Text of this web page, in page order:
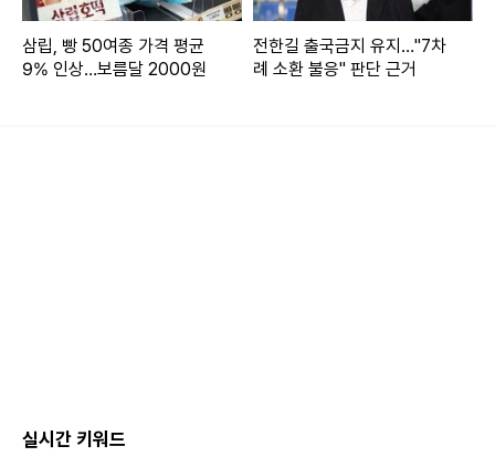
안 의원은 “고인의 직장이었던 MBC의 태도는 실망스럽다”면
서 “고인의 죽음 이후 벌써 4개월이 지났는데도 아무런 조사
삼립, 빵 50여종 가격 평균
9% 인상…보름달 2000원
전한길 출국금지 유지…"7차
례 소환 불응" 판단 근거
실시간 키워드